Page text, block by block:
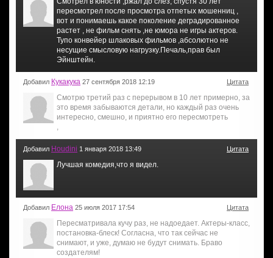
пересмотрел после просмотра отпетых мошенниц ,
вот и понимаешь какое поколение деградированное
растет , не фильм снять ,не юмора не игры актеров.
Тупо конвейер шлаковых фильмов ,абсолютно не
несущие смысловую нагрузку.Печаль,прав был
Эйнштейн.
Добавил Кукакука 27 сентября 2018 12:19 Цитата
Смотрю третий раз с перерывом в 10 лет примерно, за
это время забываются детали, но каждый раз очень
интересно, смешно, и приятно его пересмотреть
Добавил Houdini 1 января 2018 13:49 Цитата
Лучшая комедия,что я видел.
Добавил Елона 25 июля 2017 17:54 Цитата
Пересматривала кучу раз, не надоедает. Актеры-класс,
постановка-блеск! Согласна, что так сейчас не
снимают, и уже, думаю не будут снимать. Браво
создателям!